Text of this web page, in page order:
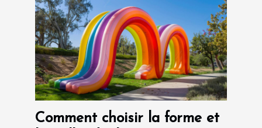
Comment choisir la forme et